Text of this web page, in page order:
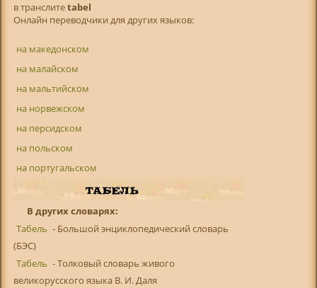
в транслитetabel
Онлайн переводчики для других языков:
на македонском
на малайском
на мальтийском
на норвежском
на персидском
на польском
на португальском
В других словарях:
Табель - Большой энциклопедический словарь
(БЭС)
Табель - Толковый словарь живого
великорусского языка В. И. Даля